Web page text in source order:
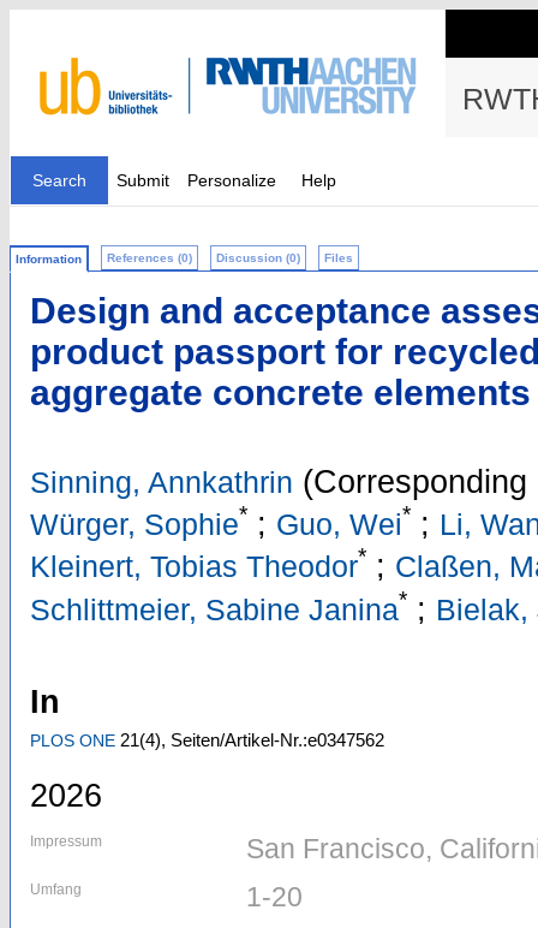
Search Submit Personalize Help
Information References (0) Discussion (0) Files
Design and acceptance
product passport for
aggregate concrete elements
Sinning, Annkathrin (Corresponding
Würger, Sophie* ; Guo, Wei* ; Li,
Kleinert, Tobias Theodor* ; Claßen,
Schlittmeier, Sabine Janina* ; Bielak,
In
PLOS ONE 21(4), Seiten/Artikel-Nr.:e0347562
2026
Impressum San Francisco,
Umfang 1-20